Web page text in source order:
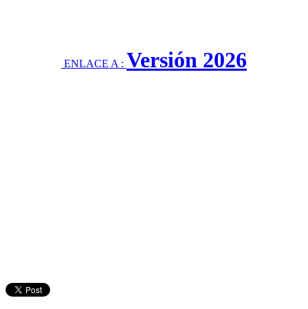
ENLACE A : Versión 2026